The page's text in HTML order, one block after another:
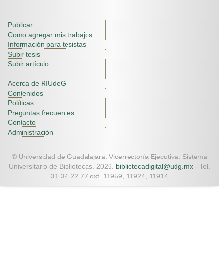
Publicar
Como agregar mis trabajos
Información para tesistas
Subir tesis
Subir artículo
Acerca de RIUdeG
Contenidos
Políticas
Preguntas frecuentes
Contacto
Administración
© Universidad de Guadalajara. Vicerrectoría Ejecutiva. Sistema
Universitario de Bibliotecas. 2026. bibliotecadigital@udg.mx - Tel.
31 34 22 77 ext. 11959, 11924, 11914